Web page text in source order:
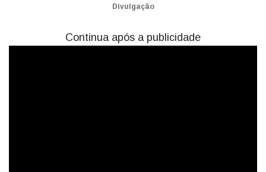
Divulgação
Continua após a publicidade